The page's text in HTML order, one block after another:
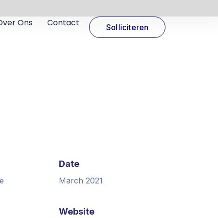
Ons Contact Solliciteren
Date
March 2021
Website